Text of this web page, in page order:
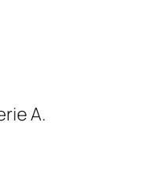
A.